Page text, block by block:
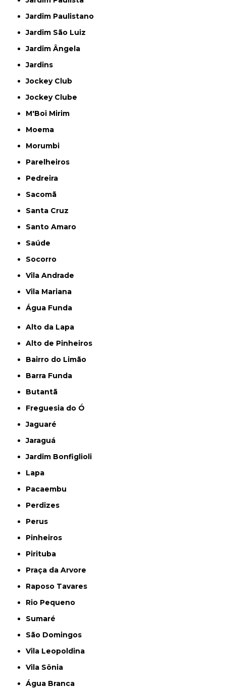
Jardim Paulistano
Jardim São Luiz
Jardim Ângela
Jardins
Jockey Club
Jockey Clube
M'Boi Mirim
Moema
Morumbi
Parelheiros
Pedreira
Sacomã
Santa Cruz
Santo Amaro
Saúde
Socorro
Vila Andrade
Vila Mariana
Água Funda
Alto da Lapa
Alto de Pinheiros
Bairro do Limão
Barra Funda
Butantã
Freguesia do Ó
Jaguaré
Jaraguá
Jardim Bonfiglioli
Lapa
Pacaembu
Perdizes
Perus
Pinheiros
Pirituba
Praça da Arvore
Raposo Tavares
Rio Pequeno
Sumaré
São Domingos
Vila Leopoldina
Vila Sônia
Água Branca